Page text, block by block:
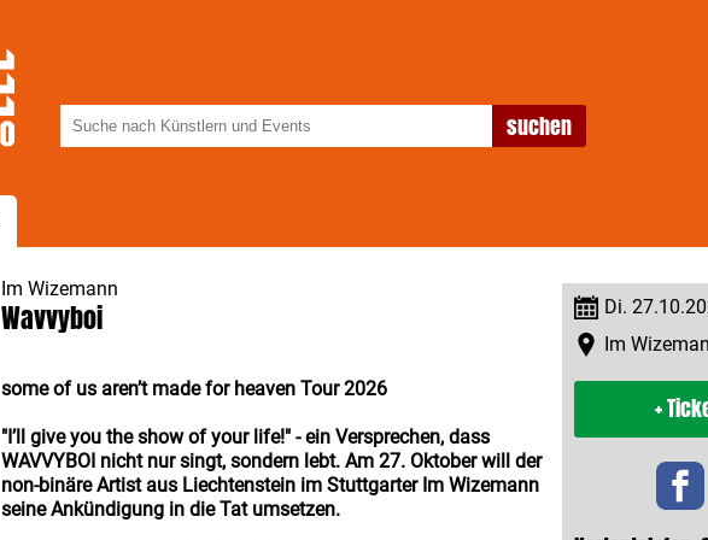
Im Wizemann
Wavvyboi
some of us aren’t made for heaven Tour 2026
"I’ll give you the show of your life!" - ein Versprechen, dass
WAVVYBOI nicht nur singt, sondern lebt. Am 27. Oktober will der
non-binäre Artist aus Liechtenstein im Stuttgarter Im Wizemann
seine Ankündigung in die Tat umsetzen.
Di.
Im
+